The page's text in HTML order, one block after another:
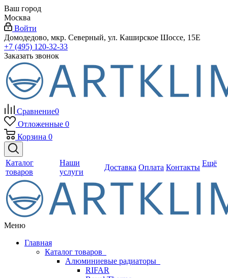
Ваш город
Москва
Войти
Домодедово, мкр. Северный, ул. Каширское Шоссе, 15Е
+7 (495) 120-32-33
Заказать звонок
Сравнение0
Отложенные 0
Корзина 0
Каталог
товаров
Наши
услуги
Доставка Оплата Контакты Ещё
Меню
Главная
Каталог товаров
Алюминиевые радиаторы
RIFAR